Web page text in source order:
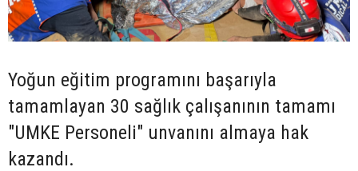
Yoğun eğitim programını başarıyla
tamamlayan 30 sağlık çalışanının tamamı
"UMKE Personeli" unvanını almaya hak
kazandı.